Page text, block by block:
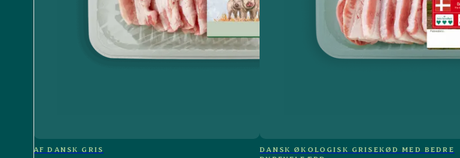
AF DANSK GRIS
DANSK ØKOLOGISK GRISEKØD MED BEDRE